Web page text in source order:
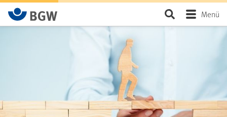
Zum Hauptinhalt springen SeiteMenü